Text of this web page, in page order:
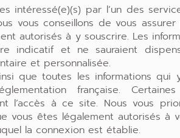
de marché
pour une réponse sur-mesure
d’intégrer le sur-
intéressé(e)(s) par l’un des
vous conseillons de vous
autorisés à y souscrire. Les
indicatif et ne sauraient
et personnalisée.
que toutes les informations qui
française.
l’accès à ce site. Nous vous
vous êtes légalement autorisés à
la connexion est établie.